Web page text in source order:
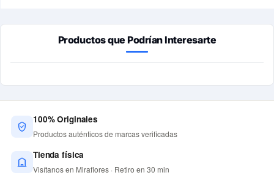
Productos que Podrían Interesarte
100% Originales
Productos auténticos de marcas verificadas
Tienda física
Visítanos en Miraflores · Retiro en 30 min